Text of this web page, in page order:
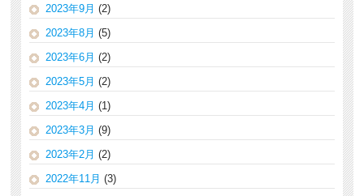
2023年9月 (2)
2023年8月 (5)
2023年6月 (2)
2023年5月 (2)
2023年4月 (1)
2023年3月 (9)
2023年2月 (2)
2022年11月 (3)